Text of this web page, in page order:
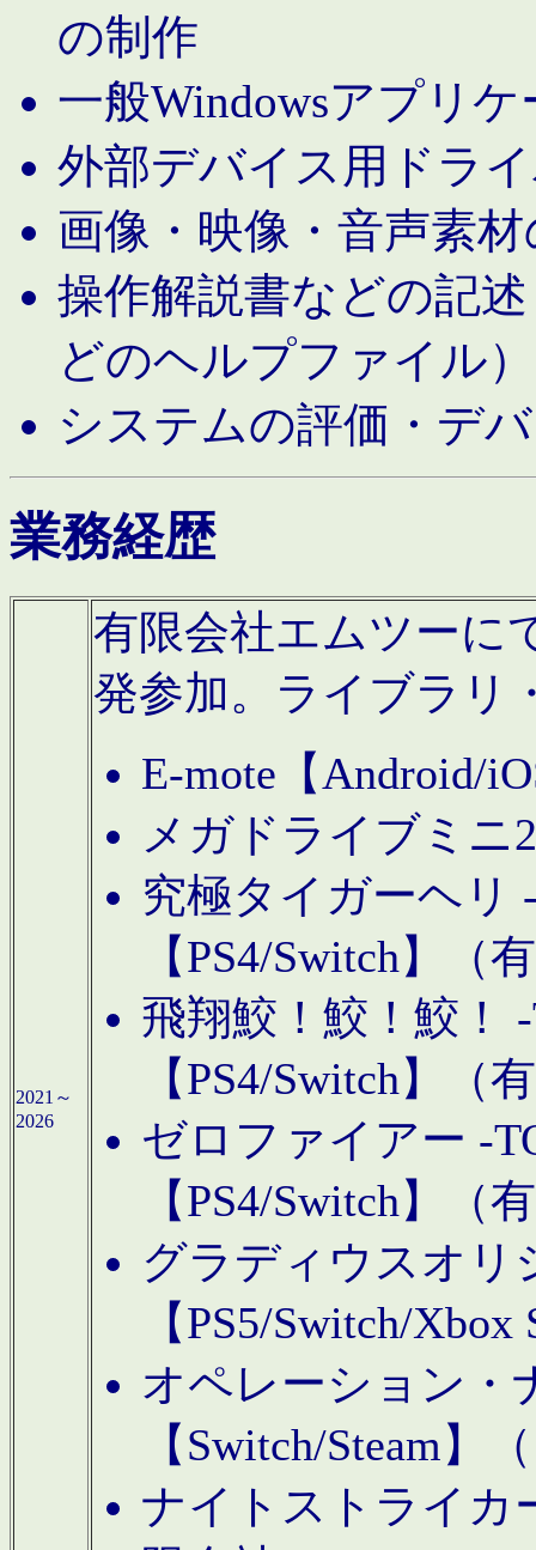
の制作
一般Windowsアプリ
外部デバイス用ドラ
画像・映像・音声素
操作解説書などの記
どのヘルプファイル）
システムの評価・デ
業務経歴
2021～
2026
有限会社エムツーに
発参加。ライブラリ
E-mote【Android/
メガドライブミニ
究極タイガーヘリ
【PS4/Switch】（
飛翔鮫！鮫！鮫！
【PS4/Switch】（
ゼロファイアー -
【PS4/Switch】（
グラディウスオリ
【PS5/Switch/
オペレーション・
【Switch/Steam】
ナイトストライカ